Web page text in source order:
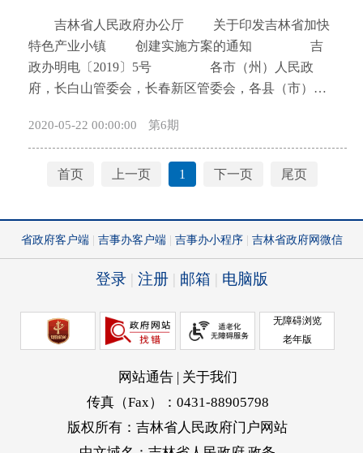
科发农〔2018〕150号）精神，加快我省农业高新技术
产业示范区建设发展，大力发展农业高新技术产业，
进一步提高我省农业综合效益和竞争力，推进农业农
村现代化，制定如下方案。 一、总体要求
主义思想为指导，全面贯彻党的十九大精神，深入学
习领会习近平总书记在东北三省考察、主持召开深入
推进东北振兴座谈会重要讲话精神，认真落实党中
提高农业综合效益和竞争力为目标，依靠科技创新推
动农业农村的现代化，深入推进农业供给侧结构性改
革，充分发挥创新优势，集聚创新资源，大力发展农
区和农业供给侧结构性改革的试验区。 （二）基
本原则。 坚持创新驱动。以科技创新为引领，着
创新体系，发展新型农业经营主体，切实提高土地产
出率、资源利用率和劳动生产率。促进农业科技成果
集成、转化、示范，大力发展农业高新技术产业，培
育农业农村发展新动能。 坚持深化改革。以深化
吉林省人民政府办公厅 关于印发吉林省加快
特色产业小镇 创建实施方案的通知 吉
政办明电〔2019〕5号 各市（州）人民政
府，长白山管委会，长春新区管委会，各县（市）人
省加快特色产业小镇创建实施方案》已经省政府同
意，现印发给你们，请认真贯彻实施。 吉林
省人民政府办公厅 2019年2月3日 吉林
导我省特色产业小镇健康发展，在总结省级示范城镇
成功实践的基础上，学习借鉴浙江经验，加快创建一
批特色产业小镇，发挥吉林省特色资源优势，培育特
特制定本方案。 一、创建标准 （一）有鲜明
的聚焦产业。突出一镇一主业，落地项目、引进的企
配套、具有一定规模的产业。 （二）有高水平的
规划。规划要符合当地城镇体系规划、土地利用总体
规划、主体功能区规划、国家及省有关生态环保要求
和保护区相关规定等，突出特色、产城融合、多规合
2020-05-22 00:00:00 第6期
首页 上一页 1 下一页 尾页